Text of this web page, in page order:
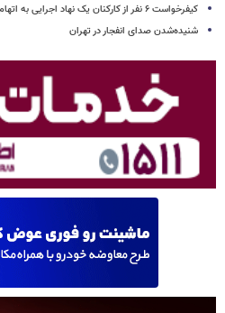
کیفرخواست ۶ نفر از کارکنان یک نهاد اجرایی به اتهام اختلاس، جعل و دریافت رشوه
شنیده‌شدن صدای انفجار در تهران